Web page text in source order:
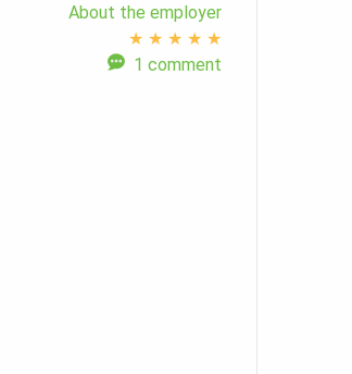
About the employer
★ ★ ★ ★ ★
1 comment